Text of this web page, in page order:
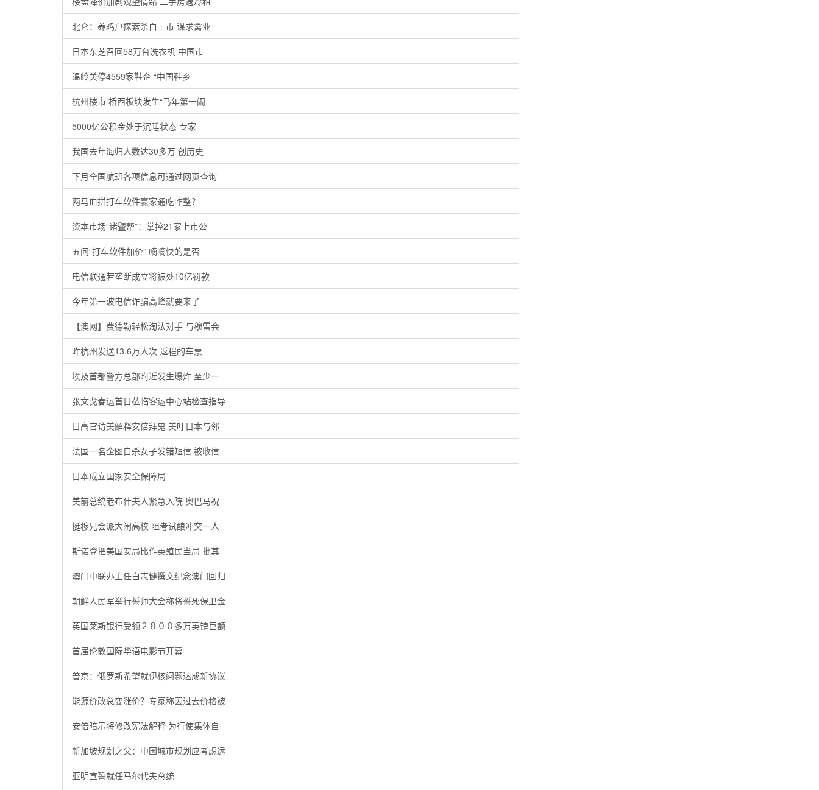
北仑：养鸡户探索杀白上市 谋求禽业
日本东芝召回58万台洗衣机 中国市
温岭关停4559家鞋企 “中国鞋乡
杭州楼市 桥西板块发生“马年第一闹
5000亿公积金处于沉睡状态 专家
我国去年海归人数达30多万 创历史
下月全国航班各项信息可通过网页查询
两马血拼打车软件赢家通吃咋整？
资本市场“诸暨帮”：掌控21家上市公
五问“打车软件加价” 嘀嘀快的是否
电信联通若垄断成立将被处10亿罚款
今年第一波电信诈骗高峰就要来了
【澳网】费德勒轻松淘汰对手 与穆雷会
昨杭州发送13.6万人次 返程的车票
埃及首都警方总部附近发生爆炸 至少一
张文戈春运首日莅临客运中心站检查指导
日高官访美解释安倍拜鬼 美吁日本与邻
法国一名企图自杀女子发错短信 被收信
日本成立国家安全保障局
美前总统老布什夫人紧急入院 奥巴马祝
挺穆兄会派大闹高校 阻考试酿冲突一人
斯诺登把美国安局比作英殖民当局 批其
澳门中联办主任白志健撰文纪念澳门回归
朝鲜人民军举行誓师大会称将誓死保卫金
英国莱斯银行受领２８００多万英镑巨额
首届伦敦国际华语电影节开幕
普京：俄罗斯希望就伊核问题达成新协议
能源价改总变涨价？专家称因过去价格被
安倍暗示将修改宪法解释 为行使集体自
新加坡规划之父：中国城市规划应考虑远
亚明宣誓就任马尔代夫总统